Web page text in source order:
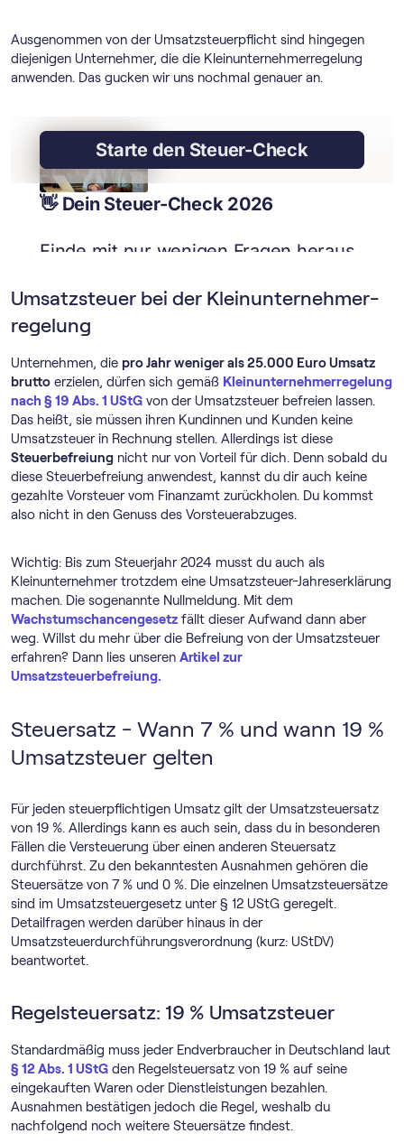
Ausgenommen von der Umsatzsteuerpflicht sind hingegen
diejenigen Unternehmer, die die Klein­unternehmer­regelung
anwenden. Das gucken wir uns nochmal genauer an.
Umsatzsteuer bei der Klein­unternehmer­
regelung
Unternehmen, die pro Jahr weniger als 25.000 Euro Umsatz
brutto erzielen, dürfen sich gemäß Klein­unternehmer­regelung
nach § 19 Abs. 1 UStG von der Umsatzsteuer befreien lassen.
Das heißt, sie müssen ihren Kundinnen und Kunden keine
Umsatzsteuer in Rechnung stellen. Allerdings ist diese
Steuerbefreiung nicht nur von Vorteil für dich. Denn sobald du
diese Steuerbefreiung anwendest, kannst du dir auch keine
gezahlte Vorsteuer vom Finanzamt zurückholen. Du kommst
also nicht in den Genuss des Vorsteuerabzuges.
Wichtig: Bis zum Steuerjahr 2024 musst du auch als
Kleinunternehmer trotzdem eine Umsatzsteuer-Jahreserklärung
machen. Die sogenannte Nullmeldung. Mit dem
Wachstumschancengesetz fällt dieser Aufwand dann aber
weg. Willst du mehr über die Befreiung von der Umsatzsteuer
erfahren? Dann lies unseren Artikel zur
Umsatzsteuerbefreiung.
Steuersatz - Wann 7 % und wann 19 %
Umsatzsteuer gelten
Für jeden steuerpflichtigen Umsatz gilt der Umsatzsteuersatz
von 19 %. Allerdings kann es auch sein, dass du in besonderen
Fällen die Versteuerung über einen anderen Steuersatz
durchführst. Zu den bekanntesten Ausnahmen gehören die
Steuersätze von 7 % und 0 %. Die einzelnen Umsatzsteuersätze
sind im Umsatzsteuergesetz unter § 12 UStG geregelt.
Detailfragen werden darüber hinaus in der
Umsatzsteuerdurchführungsverordnung (kurz: UStDV)
beantwortet.
Regelsteuersatz: 19 % Umsatzsteuer
Standardmäßig muss jeder Endverbraucher in Deutschland laut
§ 12 Abs. 1 UStG den Regelsteuersatz von 19 % auf seine
eingekauften Waren oder Dienstleistungen bezahlen.
Ausnahmen bestätigen jedoch die Regel, weshalb du
nachfolgend noch weitere Steuersätze findest.